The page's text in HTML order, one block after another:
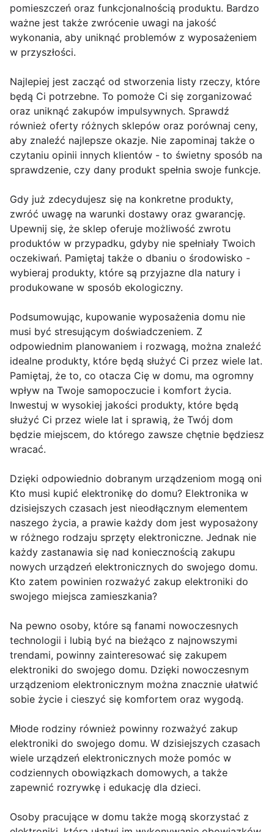
pomieszczeń oraz funkcjonalnością produktu. Bardzo
ważne jest także zwrócenie uwagi na jakość
wykonania, aby uniknąć problemów z wyposażeniem
w przyszłości.
Najlepiej jest zacząć od stworzenia listy rzeczy, które
będą Ci potrzebne. To pomoże Ci się zorganizować
oraz uniknąć zakupów impulsywnych. Sprawdź
również oferty różnych sklepów oraz porównaj ceny,
aby znaleźć najlepsze okazje. Nie zapominaj także o
czytaniu opinii innych klientów - to świetny sposób na
sprawdzenie, czy dany produkt spełnia swoje funkcje.
Gdy już zdecydujesz się na konkretne produkty,
zwróć uwagę na warunki dostawy oraz gwarancję.
Upewnij się, że sklep oferuje możliwość zwrotu
produktów w przypadku, gdyby nie spełniały Twoich
oczekiwań. Pamiętaj także o dbaniu o środowisko -
wybieraj produkty, które są przyjazne dla natury i
produkowane w sposób ekologiczny.
Podsumowując, kupowanie wyposażenia domu nie
musi być stresującym doświadczeniem. Z
odpowiednim planowaniem i rozwagą, można znaleźć
idealne produkty, które będą służyć Ci przez wiele lat.
Pamiętaj, że to, co otacza Cię w domu, ma ogromny
wpływ na Twoje samopoczucie i komfort życia.
Inwestuj w wysokiej jakości produkty, które będą
służyć Ci przez wiele lat i sprawią, że Twój dom
będzie miejscem, do którego zawsze chętnie będziesz
wracać.
Dzięki odpowiednio dobranym urządzeniom mogą oni
Kto musi kupić elektronikę do domu? Elektronika w
dzisiejszych czasach jest nieodłącznym elementem
naszego życia, a prawie każdy dom jest wyposażony
w różnego rodzaju sprzęty elektroniczne. Jednak nie
każdy zastanawia się nad koniecznością zakupu
nowych urządzeń elektronicznych do swojego domu.
Kto zatem powinien rozważyć zakup elektroniki do
swojego miejsca zamieszkania?
Na pewno osoby, które są fanami nowoczesnych
technologii i lubią być na bieżąco z najnowszymi
trendami, powinny zainteresować się zakupem
elektroniki do swojego domu. Dzięki nowoczesnym
urządzeniom elektronicznym można znacznie ułatwić
sobie życie i cieszyć się komfortem oraz wygodą.
Młode rodziny również powinny rozważyć zakup
elektroniki do swojego domu. W dzisiejszych czasach
wiele urządzeń elektronicznych może pomóc w
codziennych obowiązkach domowych, a także
zapewnić rozrywkę i edukację dla dzieci.
Osoby pracujące w domu także mogą skorzystać z